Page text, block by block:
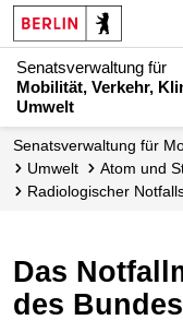
Senatsverwaltung für
Mobilität, Verkehr,
Umwelt
Senatsverwaltung für
Umwelt
Atom und
Radiologischer
Das Notfallmanagementsystem
des